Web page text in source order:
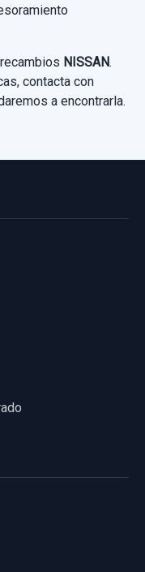
PINS
usado.
NISSAN.
contacta con
a encontrarla.